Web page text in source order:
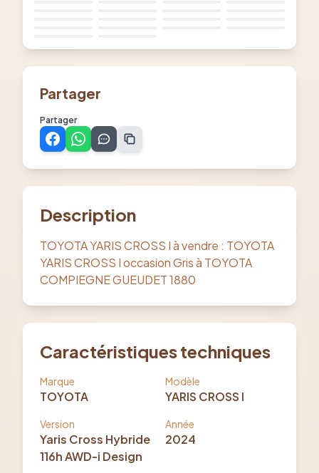
Partager
Partager
Description
TOYOTA YARIS CROSS I à vendre : TOYOTA
YARIS CROSS I occasion Gris à TOYOTA
COMPIEGNE GUEUDET 1880
Caractéristiques techniques
Marque
TOYOTA
Modèle
YARIS CROSS I
Version
Yaris Cross Hybride
116h AWD-i Design
Année
2024